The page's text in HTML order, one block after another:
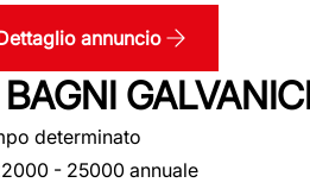
annuncio
determinato
- 25000 annuale